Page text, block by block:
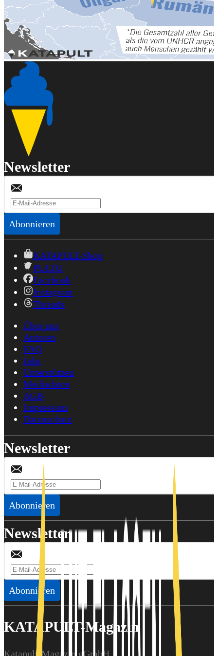
Newsletter
Abonnieren
KATAPULT-Shop
PULTU
Facebook
Instagram
Threads
Über uns
Autoren
FAQ
Jobs
Unterstützen
Mediadaten
AGB
Impressum
Datenschutz
Newsletter
Abonnieren
Newsletter
Abonnieren
KATAPULT-Magazin
Katapult-Magazin gGmbH